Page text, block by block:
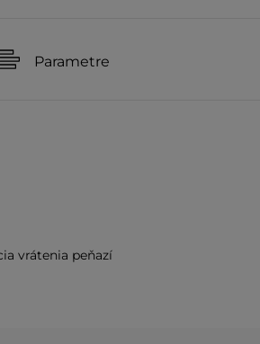
Parametre
vrátenia peňazí